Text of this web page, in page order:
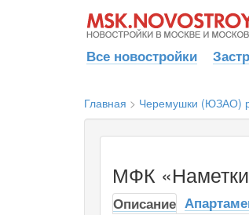
Все новостройки
Главная > Черемушки (ЮЗАО)
МФК
Описание